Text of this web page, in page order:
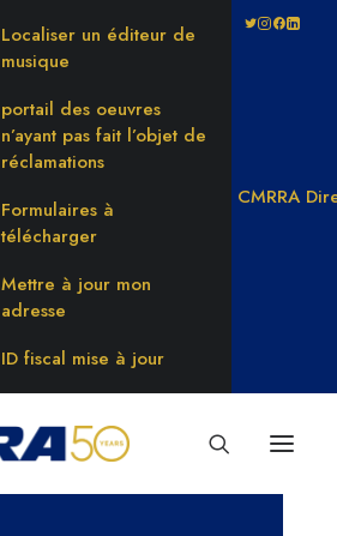
Localiser un éditeur de
musique
portail des oeuvres
n’ayant pas fait l’objet de
réclamations
Formulaires à
télécharger
Mettre à jour mon
adresse
ID fiscal mise à jour
CMRRA